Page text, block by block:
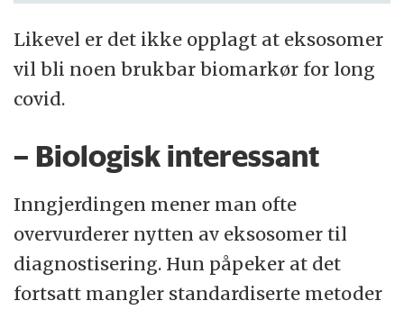
Likevel er det ikke opplagt at eksosomer
vil bli noen brukbar biomarkør for long
covid.
– Biologisk interessant
Inngjerdingen mener man ofte
overvurderer nytten av eksosomer til
diagnostisering. Hun påpeker at det
fortsatt mangler standardiserte metoder